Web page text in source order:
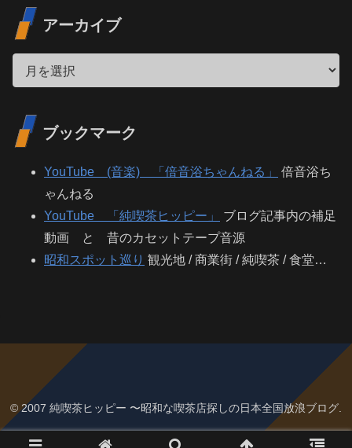
アーカイブ
ブックマーク
YouTube (音楽) 「倍音浴ちゃんねる」
倍音浴ち
ゃんねる
YouTube 「純喫茶ヒッピー」
ブログ記事内の補足
動画 と 昔のカセットテープ音源
昭和スポット巡り 観光地 / 商業街 / 純喫茶 / 食堂…
© 2007 純喫茶ヒッピー 〜昭和な喫茶店探しの日本全国放浪ブログ.